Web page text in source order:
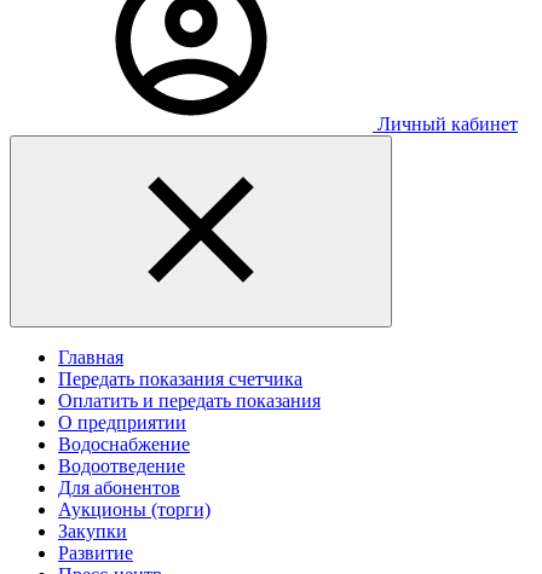
Личный кабинет
Главная
Передать показания счетчика
Оплатить и передать показания
О предприятии
Водоснабжение
Водоотведение
Для абонентов
Аукционы (торги)
Закупки
Развитие